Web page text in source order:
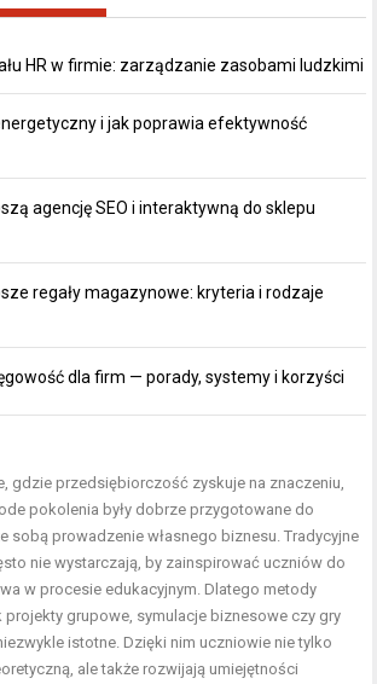
HR w firmie: zarządzanie zasobami ludzkimi
i jak poprawia efektywność
agencję SEO i interaktywną do sklepu
regały magazynowe: kryteria i rodzaje
dla firm — porady, systemy i korzyści
gdzie przedsiębiorczość zyskuje na znaczeniu,
pokolenia były dobrze przygotowane do
sobą prowadzenie własnego biznesu. Tradycyjne
nie wystarczają, by zainspirować uczniów do
w procesie edukacyjnym. Dlatego metody
projekty grupowe, symulacje biznesowe czy gry
istotne. Dzięki nim uczniowie nie tylko
ale także rozwijają umiejętności